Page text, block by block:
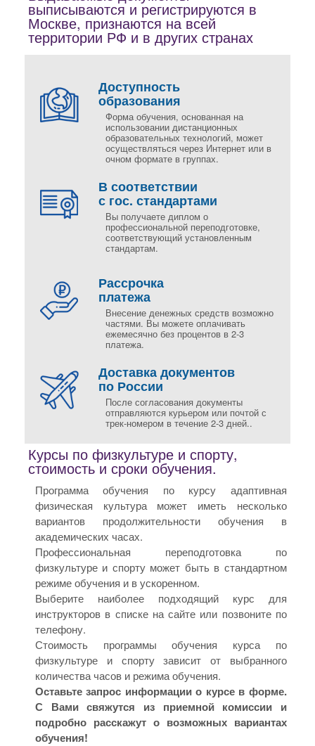
выписываются и регистрируются в
Москве, признаются на всей
территории РФ и в других странах
Доступность
образования
Форма обучения, основанная на
использовании дистанционных
образовательных технологий, может
осуществляться через Интернет или в
очном формате в группах.
В соответствии
с гос. стандартами
Вы получаете диплом о
профессиональной переподготовке,
соответствующий установленным
стандартам.
Рассрочка
платежа
Внесение денежных средств возможно
частями. Вы можете оплачивать
ежемесячно без процентов в 2-3
платежа.
Доставка документов
по России
После согласования документы
отправляются курьером или почтой с
трек-номером в течение 2-3 дней..
Курсы по физкультуре и спорту,
стоимость и сроки обучения.
Программа обучения по курсу адаптивная
физическая культура может иметь несколько
вариантов продолжительности обучения в
академических часах.
Профессиональная переподготовка по
физкультуре и спорту может быть в стандартном
режиме обучения и в ускоренном.
Выберите наиболее подходящий курс для
инструкторов в списке на сайте или позвоните по
телефону.
Стоимость программы обучения курса по
физкультуре и спорту зависит от выбранного
количества часов и режима обучения.
Оставьте запрос информации о курсе в форме.
С Вами свяжутся из приемной комиссии и
подробно расскажут о возможных вариантах
обучения!